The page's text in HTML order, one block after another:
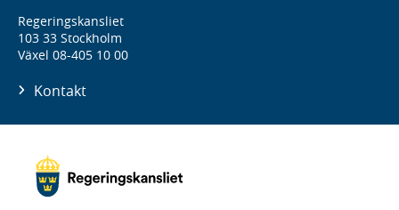
Regeringskansliet
103 33 Stockholm
Växel 08-405 10 00
Kontakt